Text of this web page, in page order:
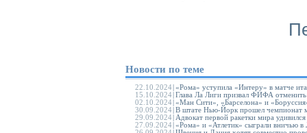
Новости по теме
22.10.2024 «Рома» уступила «Интеру» в матче
15.10.2024 Глава Ла Лиги призвал ФИФА
02.10.2024 «Ман Сити», «Барселона» и
30.09.2024 В штате Нью-Йорк прошел чемпионат
29.09.2024 Адвокат первой ракетки мира
27.09.2024 «Рома» и «Атлетик» сыграли вничью в